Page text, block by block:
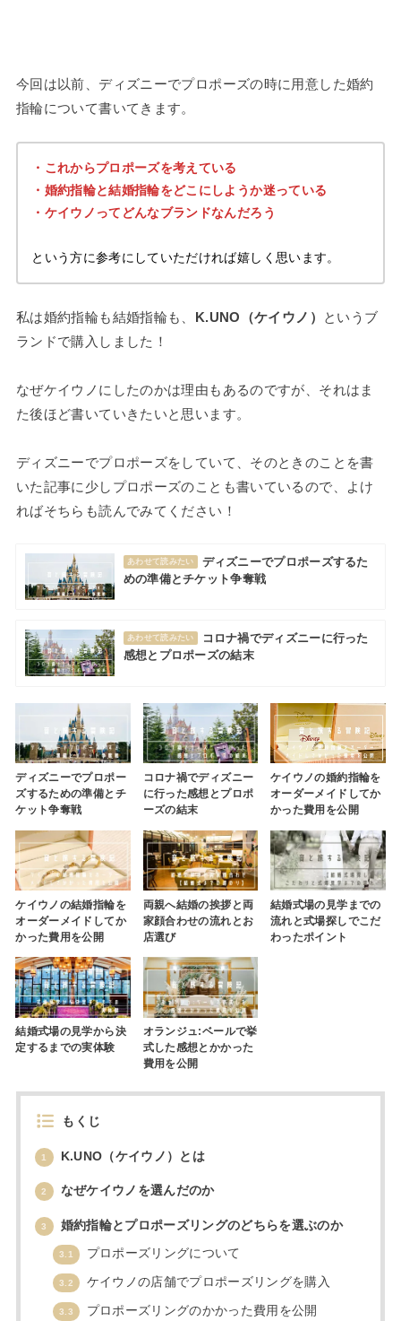
今回は以前、ディズニーでプロポーズの時に用意した婚約
指輪について書いてきます。
・これからプロポーズを考えている
・婚約指輪と結婚指輪をどこにしようか迷っている
・ケイウノってどんなブランドなんだろう
という方に参考にしていただければ嬉しく思います。
私は婚約指輪も結婚指輪も、 K.UNO（ケイウノ）
というブ
ランドで購入しました！
なぜケイウノにしたのかは理由もあるのですが、それはま
た後ほど書いていきたいと思います。
ディズニーでプロポーズをしていて、そのときのことを書
いた記事に少しプロポーズのことも書いているので、よけ
ればそちらも読んでみてください！
あわせて読みたい
ディズニーでプロポーズするた
めの準備とチケット争奪戦
あわせて読みたい
コロナ禍でディズニーに行った
感想とプロポーズの結末
ディズニーでプロポー
ズするための準備とチ
ケット争奪戦
コロナ禍でディズニー
に行った感想とプロポ
ーズの結末
ケイウノの婚約指輪を
オーダーメイドしてか
かった費用を公開
ケイウノの結婚指輪を
オーダーメイドしてか
かった費用を公開
両親へ結婚の挨拶と両
家顔合わせの流れとお
店選び
結婚式場の見学までの
流れと式場探しでこだ
わったポイント
結婚式場の見学から決
定するまでの実体験
オランジュ:ベールで挙
式した感想とかかった
費用を公開
もくじ
1 K.UNO（ケイウノ）とは
2 なぜケイウノを選んだのか
3 婚約指輪とプロポーズリングのどちらを選ぶのか
3.1 プロポーズリングについて
3.2 ケイウノの店舗でプロポーズリングを購入
3.3 プロポーズリングのかかった費用を公開